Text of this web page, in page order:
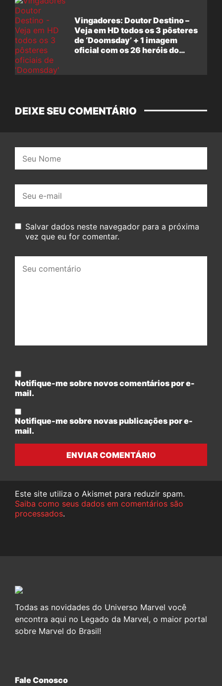
Vingadores: Doutor Destino –
Veja em HD todos os 3 pôsteres
de ‘Doomsday’ + 1 imagem
oficial com os 26 heróis do
DEIXE SEU COMENTÁRIO
mail:
Salvar dados neste navegador para a próxima
vez que eu for comentar.
comentário:
Notifique-me sobre novos comentários por e-
mail.
Notifique-me sobre novas publicações por e-
mail.
ENVIAR COMENTÁRIO
Este site utiliza o Akismet para reduzir spam.
Saiba como seus dados em comentários são
processados.
Todas as novidades do Universo Marvel você
encontra aqui no Legado da Marvel, o maior portal
sobre Marvel do Brasil!
Fale Conosco